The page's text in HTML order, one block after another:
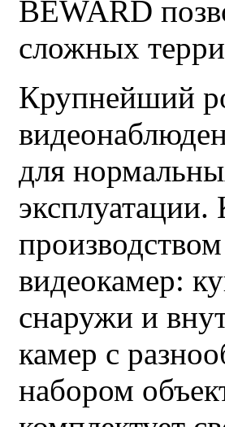
распознавания лиц
автоматизированный доступ в
членов семьи и т.п.). Не нужно
приобретать лицензии ПО или
дополнительные сервера.
Фотографии пользователей,
которым разрешен доступ,
хранятся в самом домофоне.
BEWARD
сложных
Крупнейший
для
видеокамер:
снаружи и
камер с
набором